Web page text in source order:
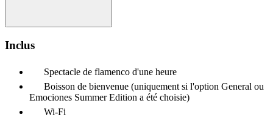
Inclus
Spectacle de flamenco d'une heure
Boisson de bienvenue (uniquement si l'option General ou
Emociones Summer Edition a été choisie)
Wi-Fi